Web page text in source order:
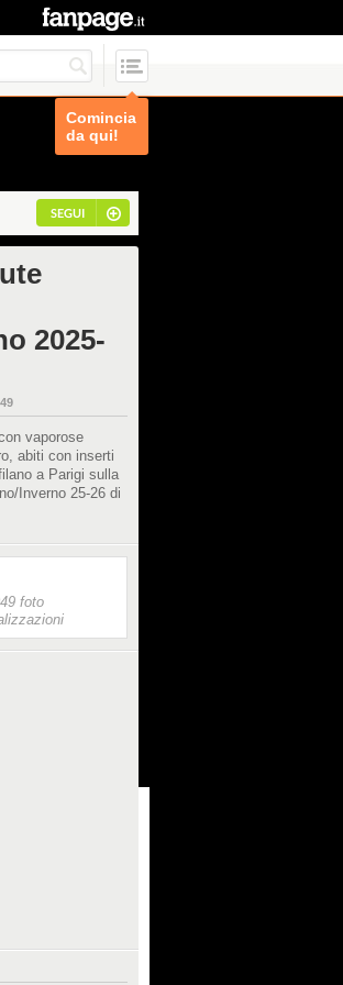
Comincia
da qui!
SEGUI
2025-
vaporose
abiti con inserti
a Parigi sulla
Inverno 25-26 di
foto